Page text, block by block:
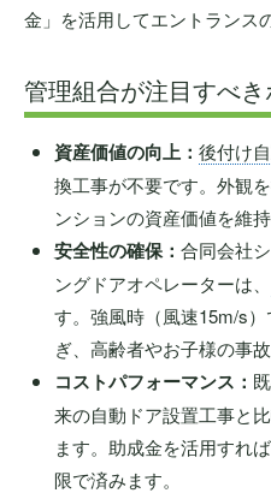
金」を活用してエントランス
管理組合が注目すべき
資産価値の向上： 後付け
換工事が不要です。外観
ンションの資産価値を維
安全性の確保： 合同会社
ングドアオペレーターは、
す。強風時（風速15m/s
ぎ、高齢者やお子様の事
コストパフォーマンス：
来の自動ドア設置工事と
ます。助成金を活用すれ
限で済みます。